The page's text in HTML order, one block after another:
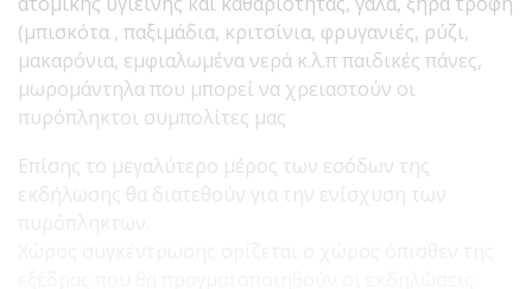
(μπισκότα , παξιμάδια, κριτσίνια, φρυγανιές, ρύζι,
μακαρόνια, εμφιαλωμένα νερά κ.λ.π παιδικές πάνες,
μωρομάντηλα που μπορεί να χρειαστούν οι
πυρόπληκτοι συμπολίτες μας
Επίσης το μεγαλύτερο μέρος των εσόδων της
εκδήλωσης θα διατεθούν για την ενίσχυση των